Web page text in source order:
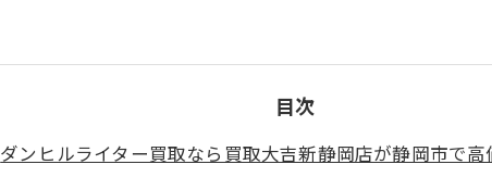
目次
ダンヒルライター買取なら買取大吉新静岡店が静岡市で高